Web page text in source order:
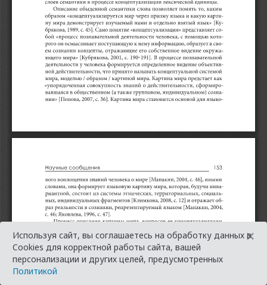
Используя сайт, вы соглашаетесь на обработку данных в
Cookies для корректной работы сайта, вашей
персонализации и других целей, предусмотренных
Политикой
×